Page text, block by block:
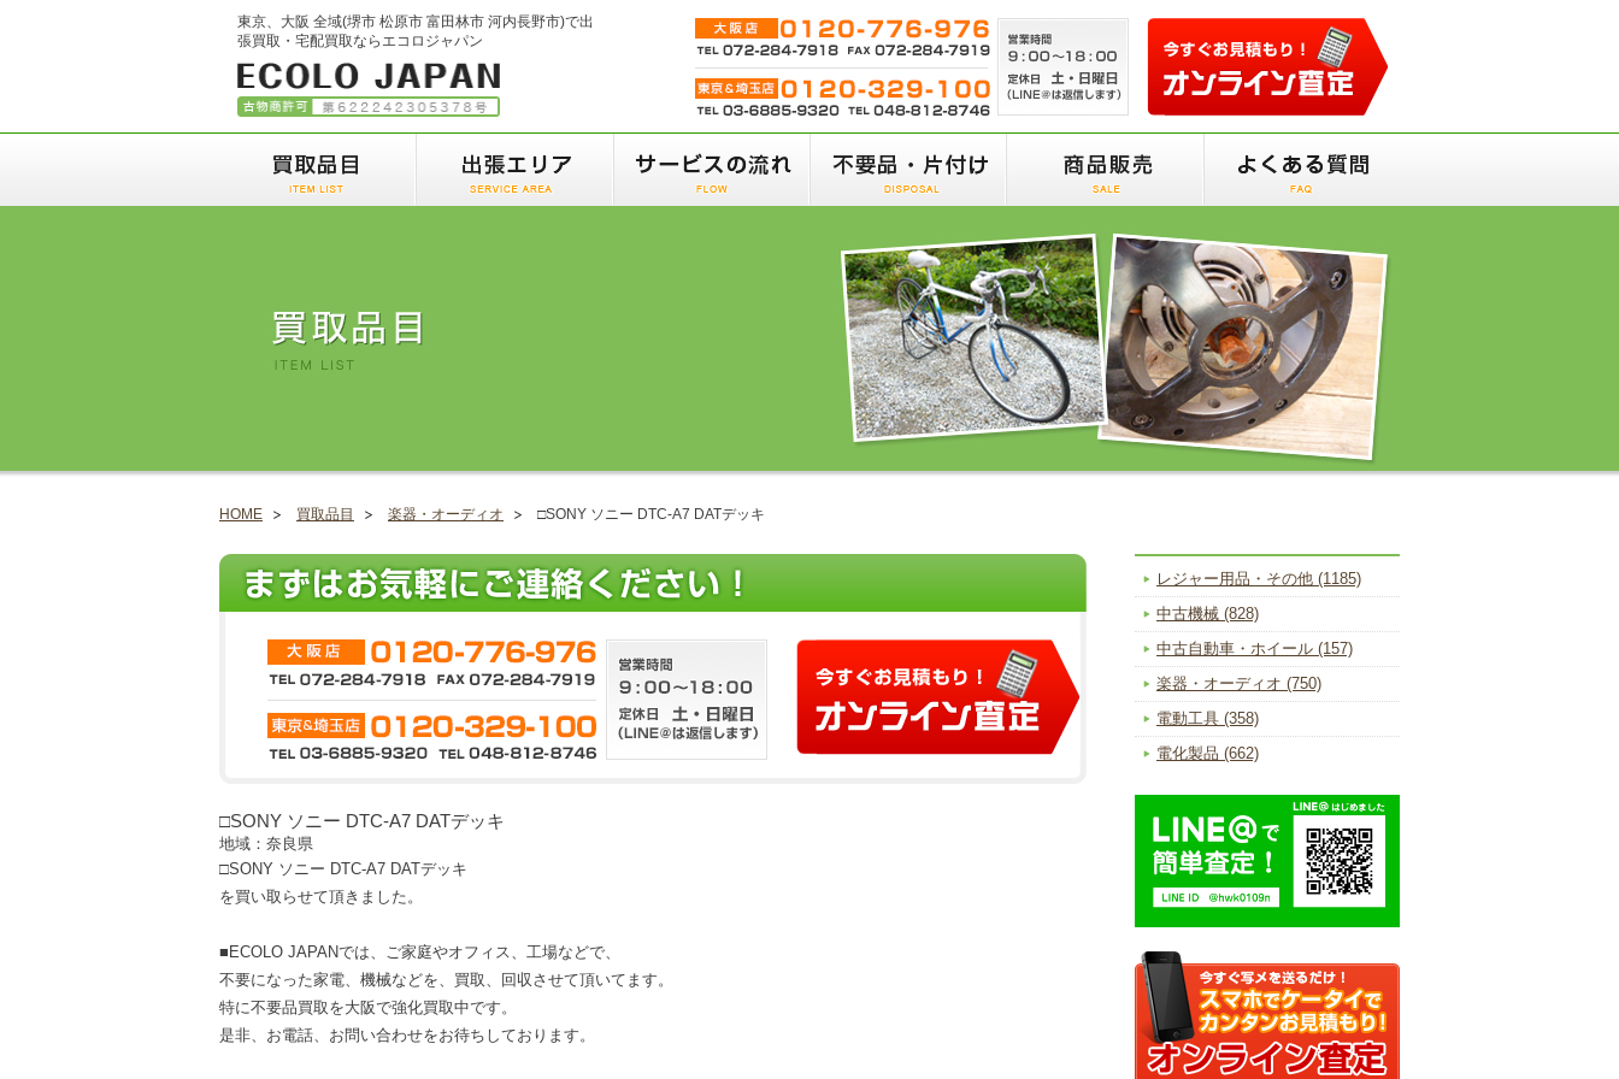
東京、大阪 全域(堺市 松原市 富田林市 河内長野市)で出
張買取・宅配買取ならエコロジャパン
HOME 買取品目 楽器・オーディオ □SONY ソニー DTC-A7 DATデッキ
□SONY ソニー DTC-A7 DATデッキ
地域：奈良県
□SONY ソニー DTC-A7 DATデッキ
を買い取らせて頂きました。
■ECOLO JAPANでは、ご家庭やオフィス、工場などで、
不要になった家電、機械などを、買取、回収させて頂いてます。
特に不要品買取を大阪で強化買取中です。
是非、お電話、お問い合わせをお待ちしております。
レジャー用品・その他 (1185)
中古機械 (828)
中古自動車・ホイール (157)
楽器・オーディオ (750)
電動工具 (358)
電化製品 (662)